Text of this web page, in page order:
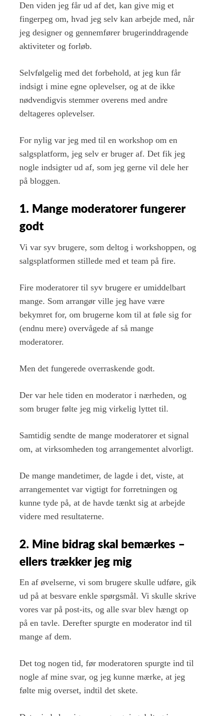
Den viden jeg får ud af det, kan give mig et
fingerpeg om, hvad jeg selv kan arbejde med, når
jeg designer og gennemfører brugerinddragende
aktiviteter og forløb.
Selvfølgelig med det forbehold, at jeg kun får
indsigt i mine egne oplevelser, og at de ikke
nødvendigvis stemmer overens med andre
deltageres oplevelser.
For nylig var jeg med til en workshop om en
salgsplatform, jeg selv er bruger af. Det fik jeg
nogle indsigter ud af, som jeg gerne vil dele her
på bloggen.
1. Mange moderatorer fungerer
godt
Vi var syv brugere, som deltog i workshoppen, og
salgsplatformen stillede med et team på fire.
Fire moderatorer til syv brugere er umiddelbart
mange. Som arrangør ville jeg have være
bekymret for, om brugerne kom til at føle sig for
(endnu mere) overvågede af så mange
moderatorer.
Men det fungerede overraskende godt.
Der var hele tiden en moderator i nærheden, og
som bruger følte jeg mig virkelig lyttet til.
Samtidig sendte de mange moderatorer et signal
om, at virksomheden tog arrangementet alvorligt.
De mange mandetimer, de lagde i det, viste, at
arrangementet var vigtigt for forretningen og
kunne tyde på, at de havde tænkt sig at arbejde
videre med resultaterne.
2. Mine bidrag skal bemærkes –
ellers trækker jeg mig
En af øvelserne, vi som brugere skulle udføre, gik
ud på at besvare enkle spørgsmål. Vi skulle skrive
vores var på post-its, og alle svar blev hængt op
på en tavle. Derefter spurgte en moderator ind til
mange af dem.
Det tog nogen tid, før moderatoren spurgte ind til
nogle af mine svar, og jeg kunne mærke, at jeg
følte mig overset, indtil det skete.